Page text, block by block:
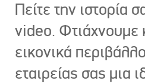
Πείτε την ιστορία
video. Φτιάχνουμε
εικονικά
εταιρείας σας μια